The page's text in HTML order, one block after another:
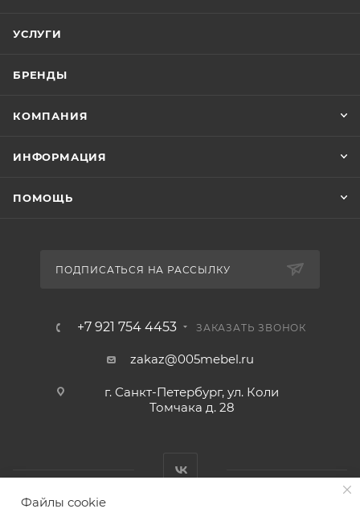
УСЛУГИ
БРЕНДЫ
КОМПАНИЯ
ИНФОРМАЦИЯ
ПОМОЩЬ
ПОДПИСАТЬСЯ НА РАССЫЛКУ
+7 921 754 4453 ЗАКАЗАТЬ ЗВОНОК
zakaz@005mebel.ru
г. Санкт-Петербург, ул. Коли
Томчака д. 28
Файлы cookie